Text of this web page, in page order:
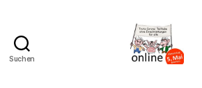
Suchen